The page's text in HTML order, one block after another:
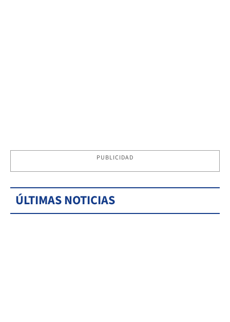
PUBLICIDAD
ÚLTIMAS NOTICIAS